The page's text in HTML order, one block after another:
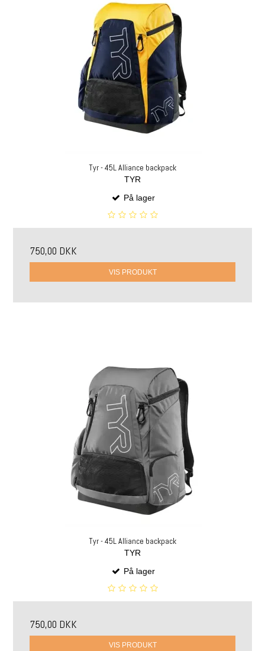
Tyr - 45L Alliance backpack
TYR
På lager
750,00 DKK
VIS PRODUKT
Tyr - 45L Alliance backpack
TYR
På lager
750,00 DKK
VIS PRODUKT